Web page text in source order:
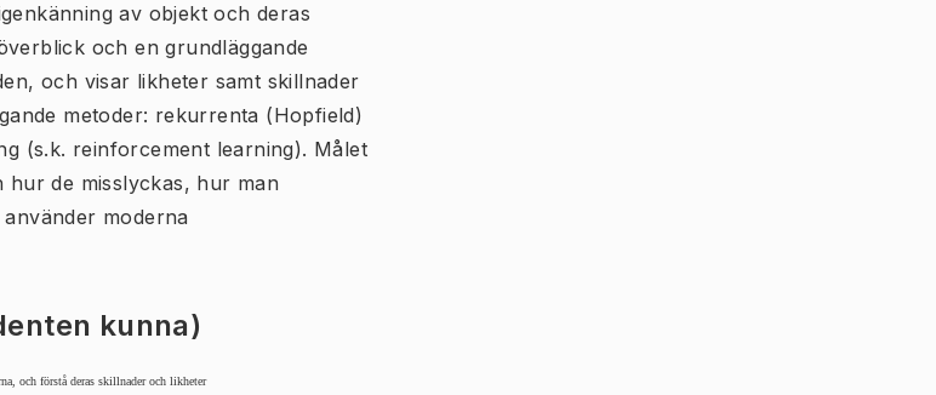
av objekt och deras
och en grundläggande
och visar likheter samt skillnader
metoder: rekurrenta (Hopfield)
(s.k. reinforcement learning). Målet
de misslyckas, hur man
moderna
kunna)
och förstå deras skillnader och likheter